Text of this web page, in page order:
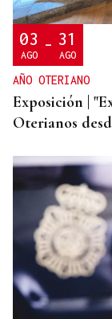
03
AGO - 31
AGO
AÑO OTERIANO
Exposición |
Oterianos